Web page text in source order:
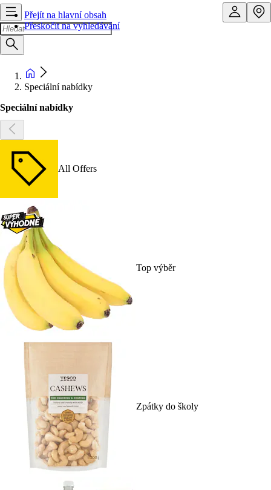
Přejít na hlavní obsah
Přeskočit na vyhledávání
Speciální nabídky
Speciální nabídky
All Offers
Top výběr
Zpátky do školy